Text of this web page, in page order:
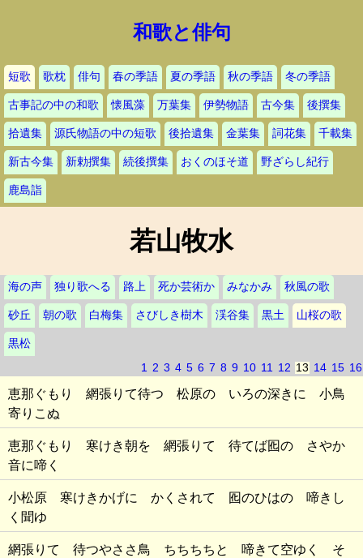
和歌と俳句
短歌 歌枕 俳句 春の季語 夏の季語 秋の季語 冬の季語
古事記の中の和歌 懐風藻 万葉集 伊勢物語 古今集 後撰集
拾遺集 源氏物語の中の短歌 後拾遺集 金葉集 詞花集 千載集
新古今集 新勅撰集 続後撰集 おくのほそ道 野ざらし紀行
鹿島詣
若山牧水
海の声 独り歌へる 路上 死か芸術か みなかみ 秋風の歌
砂丘 朝の歌 白梅集 さびしき樹木 渓谷集 黒土 山桜の歌
黒松
1 2 3 4 5 6 7 8 9 10 11 12 13 14 15 16
恵那ぐもり 網張りて待つ 松原の いろの深きに 小鳥
寄りこぬ
恵那ぐもり 寒けき朝を 網張りて 待てば囮の さやか
音に啼く
小松原 寒けきかげに かくされて 囮のひはの 啼きし
く聞ゆ
網張りて 待つやささ鳥 ちちちちと 啼きて空ゆく そ